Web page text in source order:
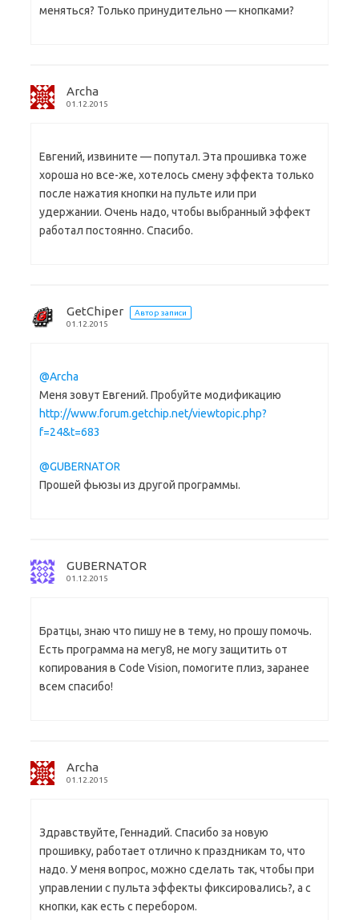
меняться? Только принудительно — кнопками?
Archa
01.12.2015
Евгений, извините — попутал. Эта прошивка тоже
хороша но все-же, хотелось смену эффекта только
после нажатия кнопки на пульте или при
удержании. Очень надо, чтобы выбранный эффект
работал постоянно. Спасибо.
GetChiper
Автор записи
01.12.2015
@Archa
Меня зовут Евгений. Пробуйте модификацию
http://www.forum.getchip.net/viewtopic.php?
f=24&t=683
@GUBERNATOR
Прошей фьюзы из другой программы.
GUBERNATOR
01.12.2015
Братцы, знаю что пишу не в тему, но прошу помочь.
Есть программа на мегу8, не могу защитить от
копирования в Code Vision, помогите плиз, заранее
всем спасибо!
Archa
01.12.2015
Здравствуйте, Геннадий. Спасибо за новую
прошивку, работает отлично к праздникам то, что
надо. У меня вопрос, можно сделать так, чтобы при
управлении с пульта эффекты фиксировались?, а с
кнопки, как есть с перебором.